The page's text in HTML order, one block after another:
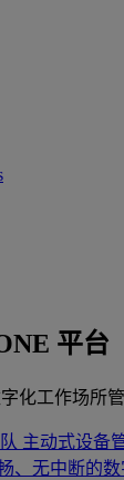
平台
化工作场所
主动式设备
、无中断的